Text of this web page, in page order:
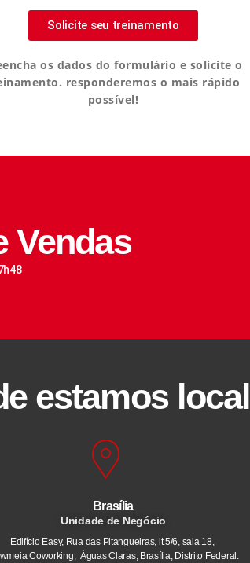
Solicite seu treinamento
os dados do formulário e solicite o
responderemos o mais rápido
possível!
Vendas
estamos
Brasília
Unidade de Negócio
Edifício Easy, Rua das Pitangueiras, lt.5/6, sala 18,
Coworking, Águas Claras, Brasília, Distrito Federal.